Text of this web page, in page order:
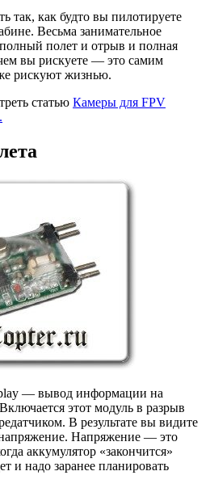
так, как будто вы пилотируете
Весьма занимательное
полет и отрыв и полная
вы рискуете — это самим
рискуют жизнью.
статью Камеры для FPV
— вывод информации на
этот модуль в разрыв
В результате вы видите
Напряжение — это
аккумулятор «закончится»
и надо заранее планировать